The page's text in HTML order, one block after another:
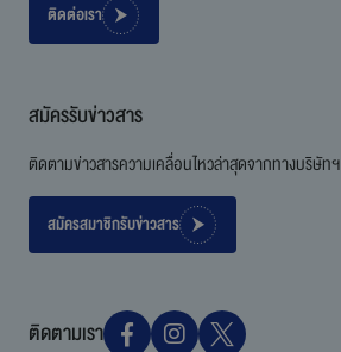
ติดต่อเรา
สมัครรับข่าวสาร
ติดตามข่าวสารความเคลื่อนไหวล่าสุดจากทางบริษัทฯ
สมัครสมาชิกรับข่าวสาร
ติดตามเรา